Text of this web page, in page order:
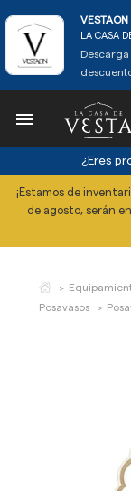
LA CASA
Descarga

¿Eres
¡Estamos de
de agosto, serán
Posavasos